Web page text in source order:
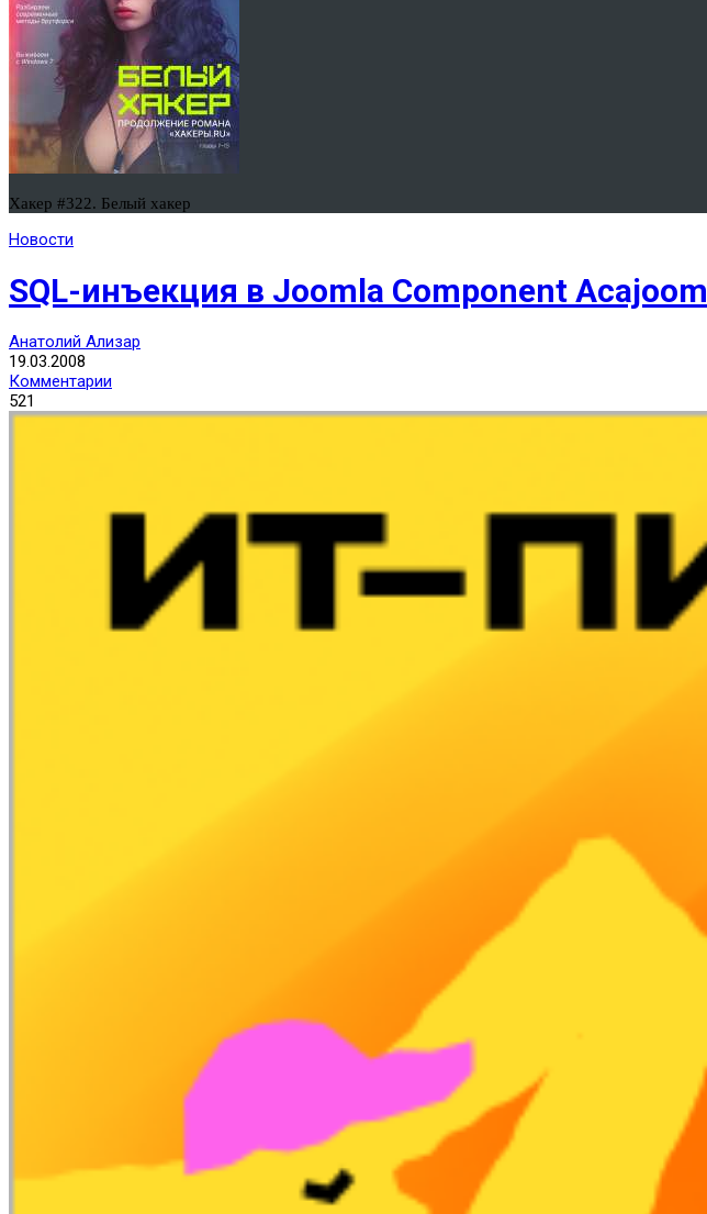
Хакер #322. Белый хакер
Новости
SQL-инъекция в Joomla Component Acajoom
Анатолий Ализар
19.03.2008
Комментарии
521